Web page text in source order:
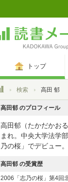
トップ
トップ検索 高田 郁
高田郁 のプロフィール
高田郁（たかだかお
まれ。中央大学法学
乃の桜」でデビュー。
高田郁 の受賞歴
2006「志乃の桜」第4回